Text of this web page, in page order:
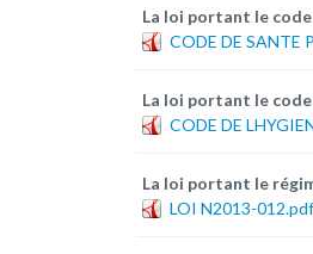
La loi portant le
CODE DE SANTE
La loi portant le
CODE DE
La loi portant le
LOI N2013-012.pdf